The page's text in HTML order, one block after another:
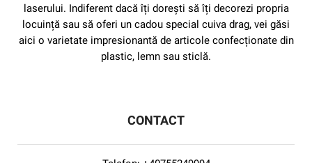
laserului. Indiferent dacă îți dorești să îți decorezi propria
locuință sau să oferi un cadou special cuiva drag, vei găsi
aici o varietate impresionantă de articole confecționate din
plastic, lemn sau sticlă.
CONTACT